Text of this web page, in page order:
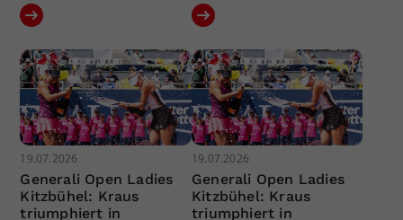
19.07.2026
Generali Open Ladies
Kitzbühel: Kraus
triumphiert in
19.07.2026
Generali Open Ladies
Kitzbühel: Kraus
triumphiert in